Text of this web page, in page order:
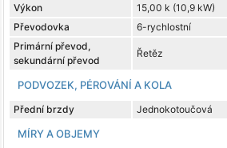
Výkon
15,00 k (10,9 kW)
Převodovka
6-rychlostní
Primární převod,
sekundární převod
Řetěz
PODVOZEK, PÉROVÁNÍ A KOLA
Přední brzdy Jednokotoučová
MÍRY A OBJEMY